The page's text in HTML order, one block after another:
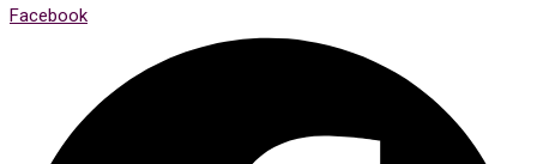
Facebook